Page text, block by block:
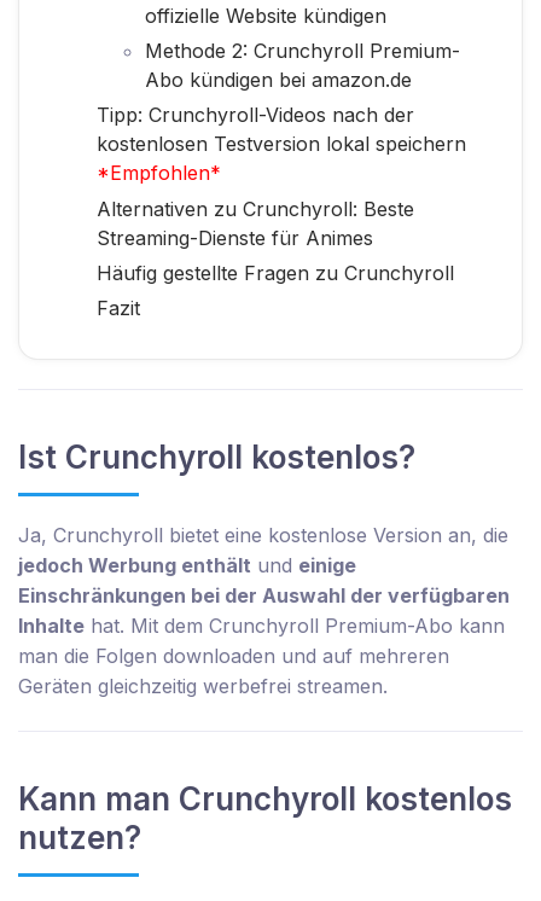
offizielle Website kündigen
Methode 2: Crunchyroll Premium-
Abo kündigen bei amazon.de
Tipp: Crunchyroll-Videos nach der
kostenlosen Testversion lokal speichern
*Empfohlen*
Alternativen zu Crunchyroll: Beste
Streaming-Dienste für Animes
Häufig gestellte Fragen zu Crunchyroll
Fazit
Ist Crunchyroll kostenlos?
Ja, Crunchyroll bietet eine kostenlose Version an, die
jedoch Werbung enthält und einige
Einschränkungen bei der Auswahl der verfügbaren
Inhalte hat. Mit dem Crunchyroll Premium-Abo kann
man die Folgen downloaden und auf mehreren
Geräten gleichzeitig werbefrei streamen.
Kann man Crunchyroll kostenlos
nutzen?